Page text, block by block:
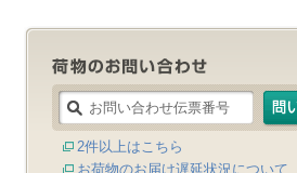
2件以上はこちら
お荷物のお届け遅延状況について